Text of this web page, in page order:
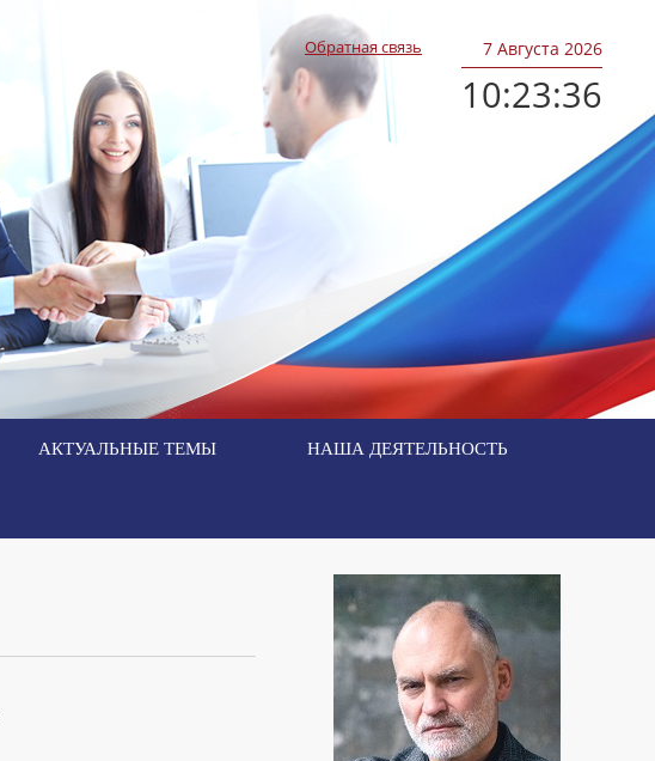
Обратная связь 7Августа 2026
10:23:37
АКТУАЛЬНЫЕ ТЕМЫ НАША ДЕЯТЕЛЬНОСТЬ